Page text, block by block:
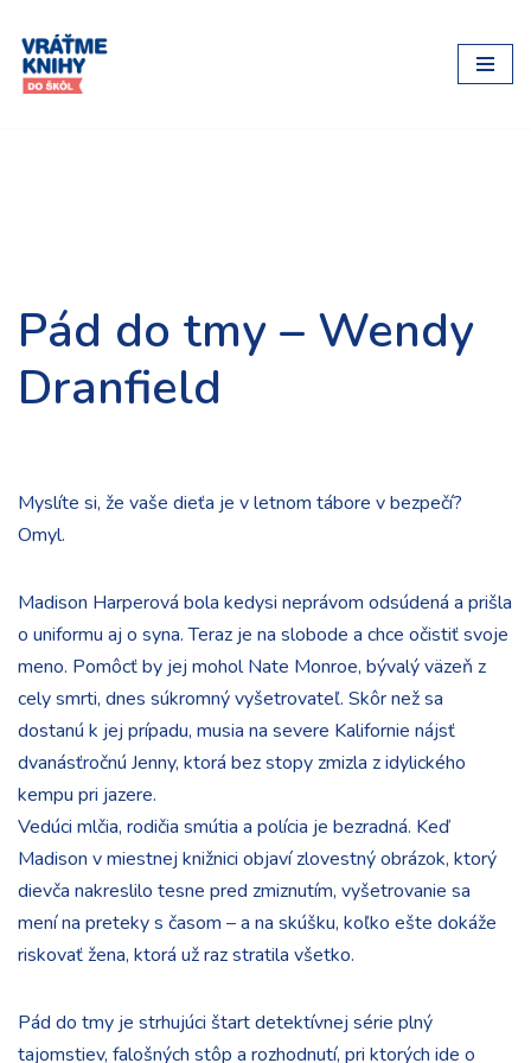
Preskočiť
na
Pád do tmy – Wendy
Dranfield
Myslíte si, že vaše dieťa je v letnom tábore v bezpečí?
Omyl.
Madison Harperová bola kedysi neprávom odsúdená a prišla
o uniformu aj o syna. Teraz je na slobode a chce očistiť svoje
meno. Pomôcť by jej mohol Nate Monroe, bývalý väzeň z
cely smrti, dnes súkromný vyšetrovateľ. Skôr než sa
dostanú k jej prípadu, musia na severe Kalifornie nájsť
dvanásťročnú Jenny, ktorá bez stopy zmizla z idylického
kempu pri jazere.
Vedúci mlčia, rodičia smútia a polícia je bezradná. Keď
Madison v miestnej knižnici objaví zlovestný obrázok, ktorý
dievča nakreslilo tesne pred zmiznutím, vyšetrovanie sa
mení na preteky s časom – a na skúšku, koľko ešte dokáže
riskovať žena, ktorá už raz stratila všetko.
Pád do tmy je strhujúci štart detektívnej série plný
tajomstiev, falošných stôp a rozhodnutí, pri ktorých ide o